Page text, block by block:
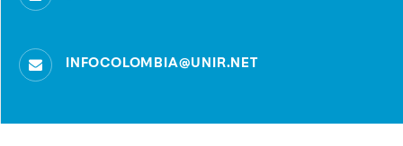
INFOCOLOMBIA@UNIR.NET